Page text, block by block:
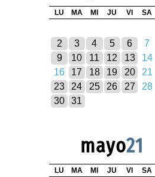
LU MA MI JU VI SA
2
3 4 5 6 7
9
10 11 12 13 14
16
17 18 19 20 21
23
24 25 26 27 28
30
31
mayo21
LU MA MI JU VI SA